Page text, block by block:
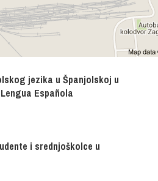
jezika u Španjolskoj u
Española
i srednjoškolce u